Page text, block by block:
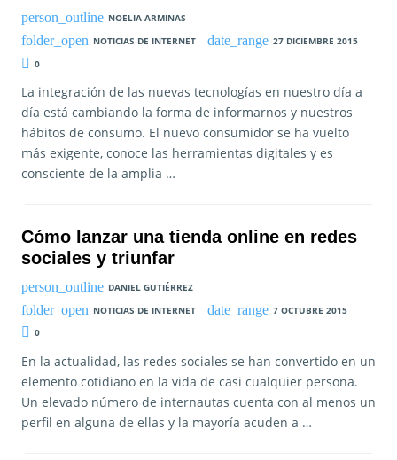
NOELIA ARMINAS
NOTICIAS DE INTERNET
27 DICIEMBRE 2015
0
La integración de las nuevas tecnologías en nuestro día a
día está cambiando la forma de informarnos y nuestros
hábitos de consumo. El nuevo consumidor se ha vuelto
más exigente, conoce las herramientas digitales y es
consciente de la amplia …
Cómo lanzar una tienda online en redes
sociales y triunfar
DANIEL GUTIÉRREZ
NOTICIAS DE INTERNET
7 OCTUBRE 2015
0
En la actualidad, las redes sociales se han convertido en un
elemento cotidiano en la vida de casi cualquier persona.
Un elevado número de internautas cuenta con al menos un
perfil en alguna de ellas y la mayoría acuden a …